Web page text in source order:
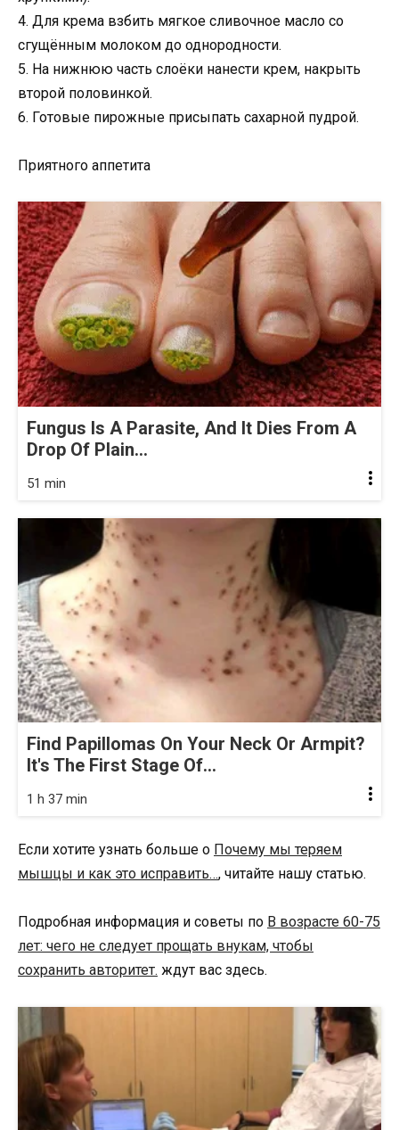
4. Для крема взбить мягкое сливочное масло со
сгущённым молоком до однородности.
5. На нижнюю часть слоёки нанести крем, накрыть
второй половинкой.
6. Готовые пирожные присыпать сахарной пудрой.
Приятного аппетита
Fungus Is A Parasite, And It Dies From A
Drop Of Plain...
51 min
Find Papillomas On Your Neck Or Armpit?
It's The First Stage Of...
1 h 37 min
Если хотите узнать больше о Почему мы теряем
мышцы и как это исправить…, читайте нашу статью.
Подробная информация и советы по В возрасте 60-75
лет: чего не следует прощать внукам, чтобы
сохранить авторитет. ждут вас здесь.